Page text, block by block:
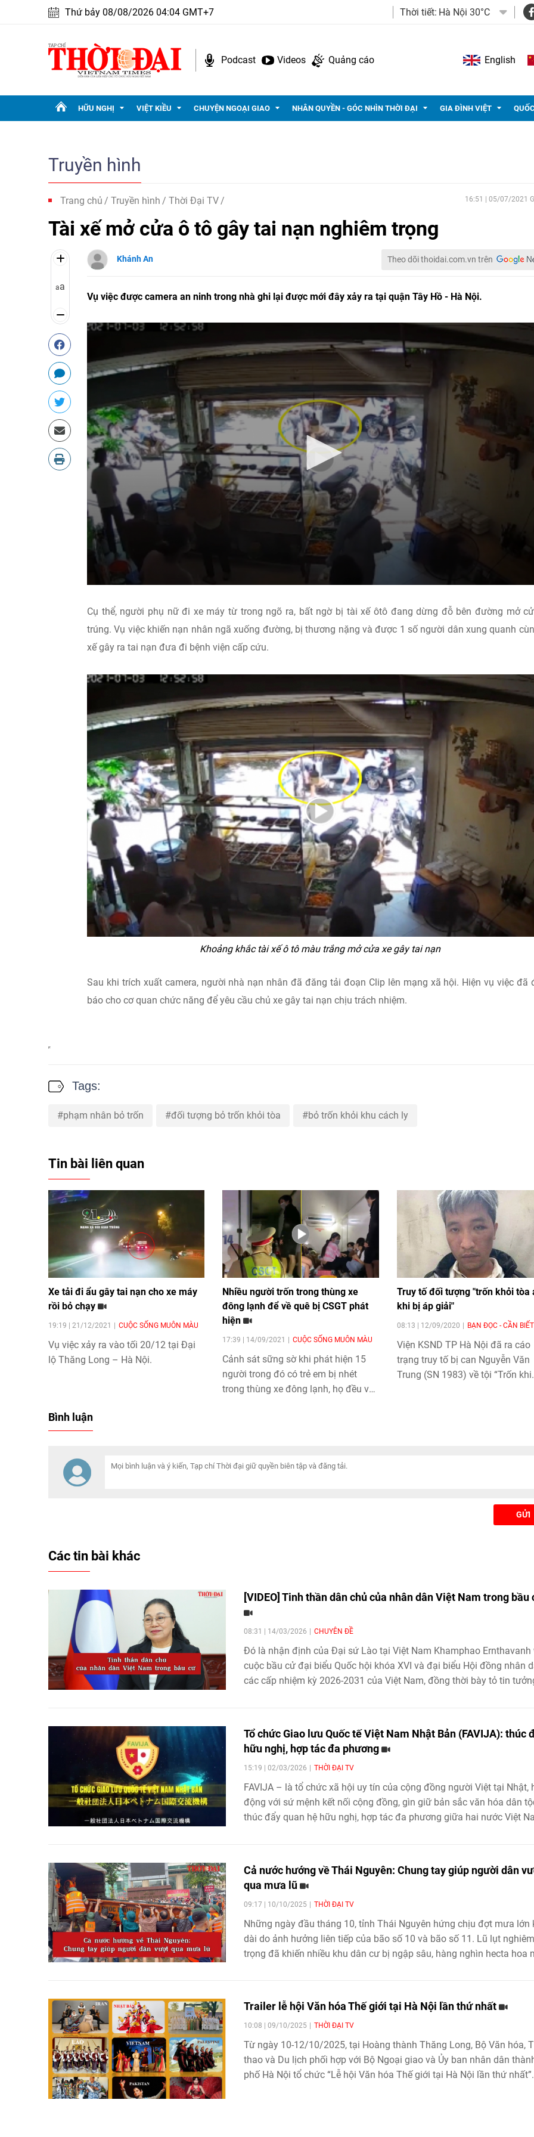
Thứ bảy 08/08/2026 04:04 GMT+7 Thời tiết: Hà Nội 30°C
Podcast Videos Quảng cáo English
HỮU NGHỊ VIỆT KIỀU CHUYỆN NGOẠI GIAO NHÂN QUYỀN - GÓC NHÌN THỜI ĐẠI GIA ĐÌNH VIỆT
Truyền hình
Trang chủ Truyền hình Thời Đại TV 16:51 | 05/07/2021
Tài xế mở cửa ô tô gây tai nạn nghiêm trọng
aa
Khánh An Theo dõi thoidai.com.vn trên
Vụ việc được camera an ninh trong nhà ghi lại được mới đây xảy ra tại quận Tây Hồ - Hà Nội.
Cụ thể, người phụ nữ đi xe máy từ trong ngõ ra, bất ngờ bị tài xế ôtô đang dừng đỗ bên đường mở
trúng. Vụ việc khiến nạn nhân ngã xuống đường, bị thương nặng và được 1 số người dân xung quanh
xế gây ra tai nạn đưa đi bệnh viện cấp cứu.
Khoảng khắc tài xế ô tô màu trắng mở cửa xe gây tai nạn
Sau khi trích xuất camera, người nhà nạn nhân đã đăng tải đoạn Clip lên mạng xã hội. Hiện vụ việc đã
báo cho cơ quan chức năng để yêu cầu chủ xe gây tai nạn chịu trách nhiệm.
Tags:
phạm nhân bỏ trốn đối tượng bỏ trốn khỏi tòa bỏ trốn khỏi khu cách ly
Tin bài liên quan
Xe tải đi ẩu gây tai nạn cho xe máy
rồi bỏ chạy
19:19 | 21/12/2021 CUỘC SỐNG MUÔN MÀU
Vụ việc xảy ra vào tối 20/12 tại Đại
lộ Thăng Long – Hà Nội.
Nhiều người trốn trong thùng xe
đông lạnh để về quê bị CSGT phát
hiện
17:39 | 14/09/2021 CUỘC SỐNG MUÔN MÀU
Cảnh sát sững sờ khi phát hiện 15
người trong đó có trẻ em bị nhét
trong thùng xe đông lạnh, họ đều vã
Truy tố đối tượng "trốn khỏi tòa
khi bị áp giải"
08:13 | 12/09/2020 BẠN ĐỌC - CẦN BIẾT
Viện KSND TP Hà Nội đã ra cáo
trạng truy tố bị can Nguyễn Văn
Trung (SN 1983) về tội “Trốn khi
Bình luận
GỬI
Các tin bài khác
[VIDEO] Tinh thần dân chủ của nhân dân Việt Nam trong bầu
08:31 | 14/03/2026 CHUYÊN ĐỀ
Đó là nhận định của Đại sứ Lào tại Việt Nam Khamphao Ernthavanh
cuộc bầu cử đại biểu Quốc hội khóa XVI và đại biểu Hội đồng nhân
các cấp nhiệm kỳ 2026-2031 của Việt Nam, đồng thời bày tỏ tin
Tổ chức Giao lưu Quốc tế Việt Nam Nhật Bản (FAVIJA): thúc
hữu nghị, hợp tác đa phương
15:19 | 02/03/2026 THỜI ĐẠI TV
FAVIJA – là tổ chức xã hội uy tín của cộng đồng người Việt tại Nhật,
động với sứ mệnh kết nối cộng đồng, gìn giữ bản sắc văn hóa dân
thúc đẩy quan hệ hữu nghị, hợp tác đa phương giữa hai nước Việt
Cả nước hướng về Thái Nguyên: Chung tay giúp người dân
qua mưa lũ
09:17 | 10/10/2025 THỜI ĐẠI TV
Những ngày đầu tháng 10, tỉnh Thái Nguyên hứng chịu đợt mưa lớn
dài do ảnh hưởng liên tiếp của bão số 10 và bão số 11. Lũ lụt nghiêm
trọng đã khiến nhiều khu dân cư bị ngập sâu, hàng nghìn hecta hoa
tình trạng nguy cấp của nhiều hộ dân và cho thấy mức độ tàn phá
liệt của thiên tai.
Trailer lễ hội Văn hóa Thế giới tại Hà Nội lần thứ nhất
10:08 | 09/10/2025 THỜI ĐẠI TV
Từ ngày 10-12/10/2025, tại Hoàng thành Thăng Long, Bộ Văn hóa,
thao và Du lịch phối hợp với Bộ Ngoại giao và Ủy ban nhân dân
phố Hà Nội tổ chức “Lễ hội Văn hóa Thế giới tại Hà Nội lần thứ nhất”.